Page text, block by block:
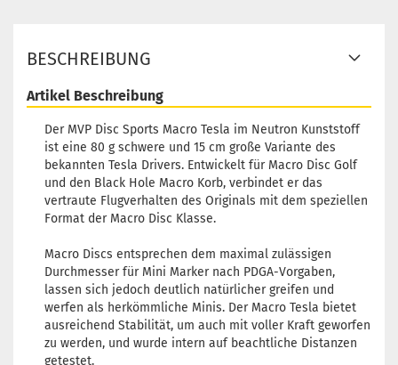
Farbton:
Lieferzeit:
9,90 €
Farbton:Lila/Violett
Lagerbestand:1
Lieferzeit:2 - 3 Arbeitstage
9,90 €
Lagerbestand:1
Lieferzeit:
2 - 3 Arbeitstage
Farbton:Orange 9,90 €
BESCHREIBUNG
Artikel Beschreibung
Der MVP Disc Sports Macro Tesla im Neutron Kunststoff
ist eine 80 g schwere und 15 cm große Variante des
bekannten Tesla Drivers. Entwickelt für Macro Disc Golf
und den Black Hole Macro Korb, verbindet er das
vertraute Flugverhalten des Originals mit dem speziellen
Format der Macro Disc Klasse.
Macro Discs entsprechen dem maximal zulässigen
Durchmesser für Mini Marker nach PDGA-Vorgaben,
lassen sich jedoch deutlich natürlicher greifen und
werfen als herkömmliche Minis. Der Macro Tesla bietet
ausreichend Stabilität, um auch mit voller Kraft geworfen
zu werden, und wurde intern auf beachtliche Distanzen
getestet.